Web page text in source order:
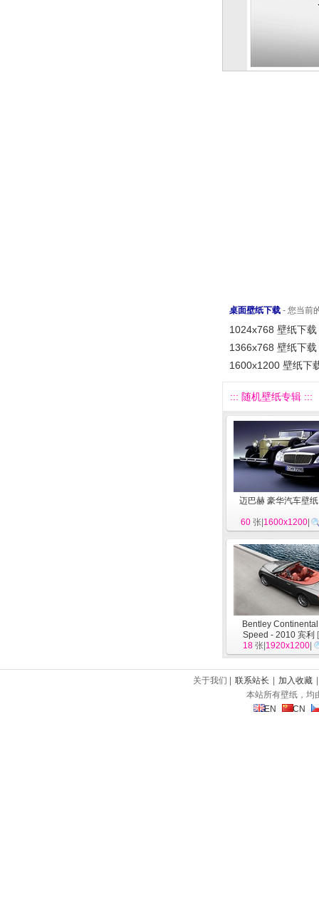
桌面壁纸下载 - 您当前
1024x768 壁纸下载
1366x768 壁纸下载
1600x1200 壁纸下
::: 随机壁纸专辑 :::
迈巴赫 豪华汽车壁纸
60 张| 1600x1200
Bentley
Speed - 2010 宾利 [
18 张| 1920x1200
关于我们 | 联系站长 加入收藏
本站所有壁纸，均
EN
CN